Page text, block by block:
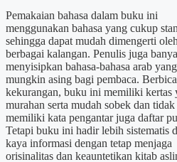
Pemakaian bahasa dalam buku ini
menggunakan bahasa yang cukup
sehingga dapat mudah dimengerti oleh
berbagai kalangan. Penulis juga
menyisipkan bahasa-bahasa arab yang
mungkin asing bagi pembaca.
kekurangan, buku ini memiliki kertas
murahan serta mudah sobek dan tidak
memiliki kata pengantar juga daftar
Tetapi buku ini hadir lebih sistematis
kaya informasi dengan tetap menjaga
orisinalitas dan keauntetikan kitab